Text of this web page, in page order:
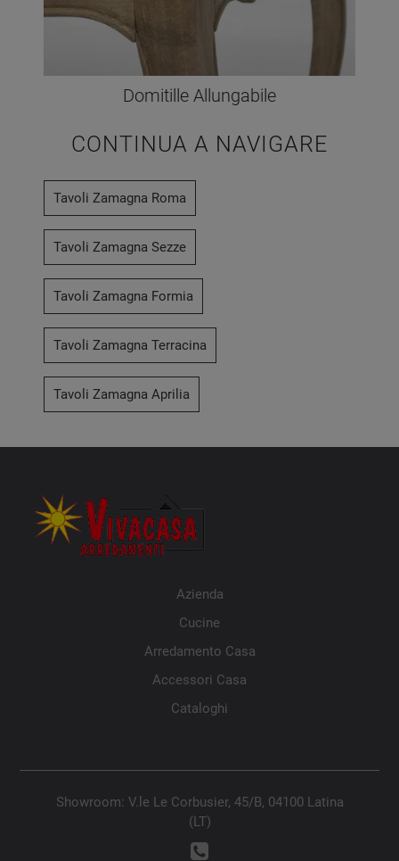
Domitille Allungabile
CONTINUA A NAVIGARE
Tavoli Zamagna Roma
Tavoli Zamagna Sezze
Tavoli Zamagna Formia
Tavoli Zamagna Terracina
Tavoli Zamagna Aprilia
Azienda
Cucine
Arredamento Casa
Accessori Casa
Cataloghi
Showroom: V.le Le Corbusier, 45/B, 04100 Latina
(LT)